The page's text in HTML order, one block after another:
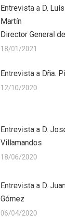
Entrevista a D.
Martín
Director General
18/01/2021
Entrevista a Dña.
12/10/2020
Entrevista a D.
Villamandos
18/06/2020
Entrevista a D.
Gómez
06/04/2020